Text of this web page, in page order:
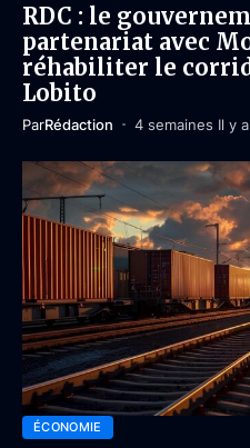
RDC : le
partenariat avec
réhabiliter le
Lobito
ParRédaction 4 semaines Il y a
ÉCONOMIE